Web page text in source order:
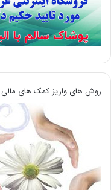
روش های واریز کمک های مالی